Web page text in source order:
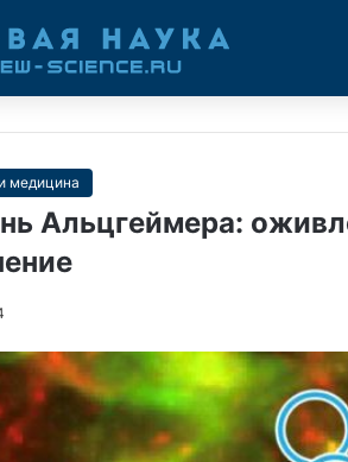
медицина
Альцгеймера: